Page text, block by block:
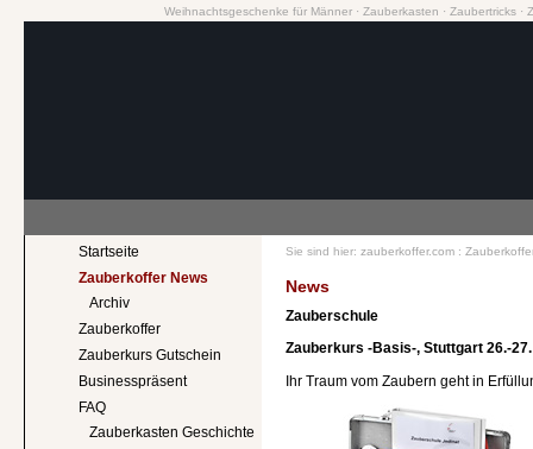
Weihnachtsgeschenke für Männer · Zauberkasten · Zaubertricks ·
Startseite
Zauberkoffer News
Archiv
Zauberkoffer
Zauberkurs Gutschein
Businesspräsent
FAQ
Zauberkasten Geschichte
Sie sind hier: zauberkoffer.com :
News
Zauberschule
Zauberkurs -Basis-, Stuttgart 26.-
Ihr Traum vom Zaubern geht in